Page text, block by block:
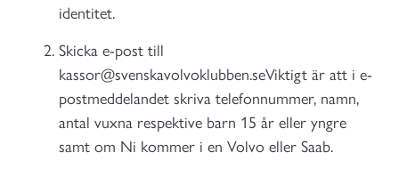
identitet.
Skicka e-post till
kassor@svenskavolvoklubben.seViktigt är att i e-
postmeddelandet skriva telefonnummer, namn,
antal vuxna respektive barn 15 år eller yngre
samt om Ni kommer i en Volvo eller Saab.